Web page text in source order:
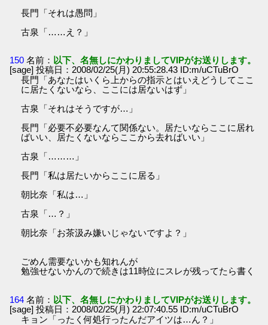
長門「それは愚問」
古泉「……え？」
150 名前： 以下、名無しにかわりましてVIPがお送りします。
[sage] 投稿日：2008/02/25(月) 20:55:28.43 ID:m/uCTuBrO
長門「あなたはいくら上からの指示とはいえどうしてここ
に居たくないなら、ここには居ないはず」
古泉「それはそうですが…」
長門「必要不必要なんて関係ない。居たいならここに居れ
ばいい、居たくないならここから去ればいい」
古泉「………」
長門「私は居たいからここに居る」
朝比奈「私は…」
古泉「…？」
朝比奈「お茶汲み嫌いじゃないですよ？」
ごめん需要ないかも知れんが
勉強せないかんので続きは11時位にスレが残ってたら書く
164 名前： 以下、名無しにかわりましてVIPがお送りします。
[sage] 投稿日：2008/02/25(月) 22:07:40.55 ID:m/uCTuBrO
キョン「ったく何処行ったんだアイツは…ん？」